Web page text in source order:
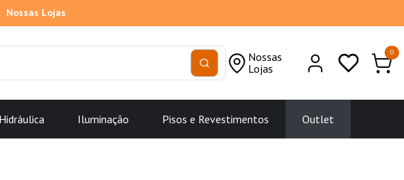
Nossas Lojas
Nossas
Lojas
0
Hidráulica Iluminação Pisos e Revestimentos Outlet